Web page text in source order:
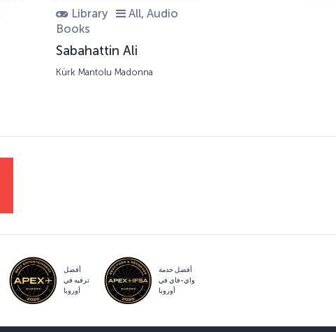
Library
All, Audio
Books
Sabahattin Ali
Kürk Mantolu Madonna
أفضل
ترفيه في
أوروبا
أفضل خدمة
واي-فاي في
أوروبا